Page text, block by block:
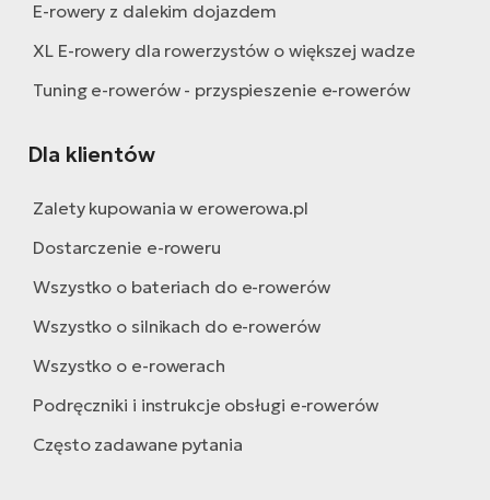
E-rowery z dalekim dojazdem
XL E-rowery dla rowerzystów o większej wadze
Tuning e-rowerów - przyspieszenie e-rowerów
Dla klientów
Zalety kupowania w erowerowa.pl
Dostarczenie e-roweru
Wszystko o bateriach do e-rowerów
Wszystko o silnikach do e-rowerów
Wszystko o e-rowerach
Podręczniki i instrukcje obsługi e-rowerów
Często zadawane pytania